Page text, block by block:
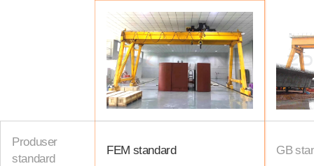
Produser
standard
FEM standard GB